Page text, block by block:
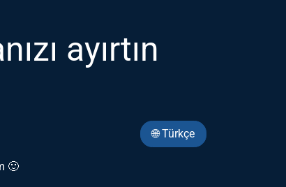
ayırtın
🌐 Türkçe
🙂